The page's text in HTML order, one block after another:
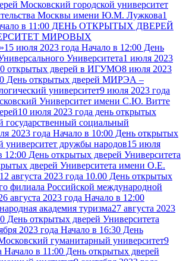
Московский городской университет
Москвы имени Ю.М. Лужкова1
в 11:00 ДЕНЬ ОТКРЫТЫХ ДВЕРЕЙ
МИРОВЫХ
15 июля 2023 года Начало в 12:00 День
Университета1 июля 2023
открытых дверей в ИГУМО8 июля 2023
День открытых дверей МИРЭА –
университет9 июля 2023 года
Университет имени С.Ю. Витте
10 июля 2023 года день открытых
государственный социальный
2023 года Начало в 10:00 День открытых
университет дружбы народов15 июля
12:00 День открытых дверей Университета
дверей Университета имени О.Е.
12 августа 2023 года 10.00 День открытых
филиала Российской международной
августа 2023 года Начало в 12:00
академия туризма27 августа 2023
День открытых дверей Университета
2023 года Начало в 16:30 День
гуманитарный университет9
Начало в 11:00 День открытых дверей